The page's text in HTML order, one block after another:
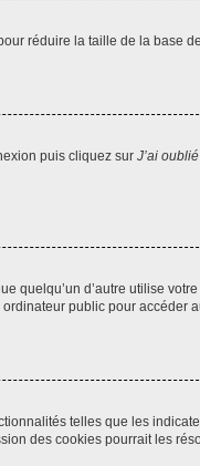
réduire la taille de la base
puis cliquez sur J’ai
quelqu’un d’autre utilise
public pour accéder
telles que les
des cookies pourrait les